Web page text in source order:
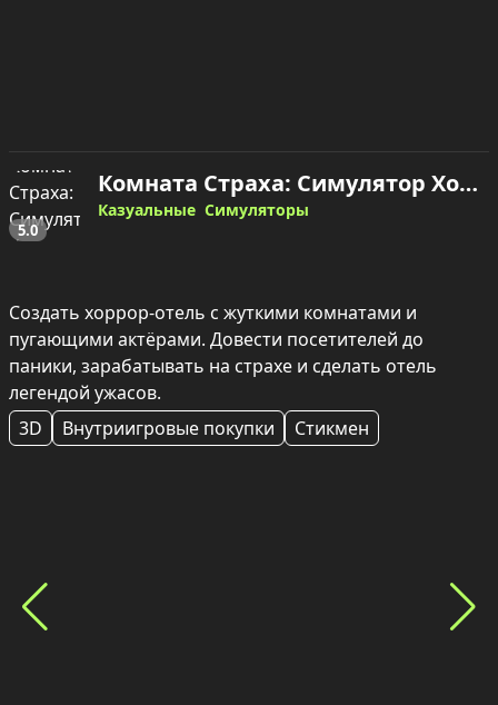
5.0
Комната Страха: Симулятор Хоррор Отеля — играть онлайн
Казуальные Симуляторы
Создать хоррор-отель с жуткими комнатами и
пугающими актёрами. Довести посетителей до
паники, зарабатывать на страхе и сделать отель
легендой ужасов.
3D
Внутриигровые покупки Стикмен